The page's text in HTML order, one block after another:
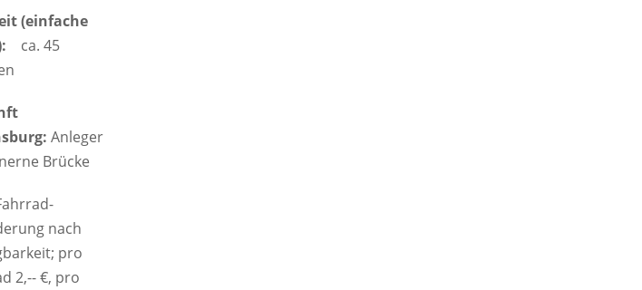
(einfache
ca. 45
Anleger
Brücke
nach
pro
2,-- €, pro